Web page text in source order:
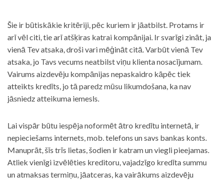
Šie ir būtiskākie kritēriji, pēc kuriem ir jāatbilst. Protams ir
arī vēl citi, tie arī atšķiras katrai kompānijai. Ir svarīgi zināt, ja
vienā Tev atsaka, droši vari mēģināt citā. Varbūt vienā Tev
atsaka, jo Tavs vecums neatbilst viņu klienta nosacījumam.
Vairums aizdevēju kompānijas nepaskaidro kāpēc tiek
atteikts kredīts, jo tā paredz mūsu likumdošana, ka nav
jāsniedz atteikuma iemesls.
Lai vispār būtu iespēja noformēt ātro kredītu internetā, ir
nepieciešams internets, mob. telefons un savs bankas konts.
Manuprāt, šīs trīs lietas, šodien ir katram un viegli pieejamas.
Atliek vienīgi izvēlēties kreditoru, vajadzīgo kredīta summu
un atmaksas termiņu, jāatceras, ka vairākums aizdevēju